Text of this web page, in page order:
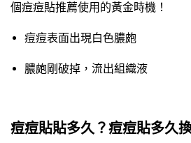
個痘痘貼推薦使用的黃金時機！
痘痘表面出現白色膿皰
膿皰剛破掉，流出組織液
痘痘貼貼多久？痘痘貼多久